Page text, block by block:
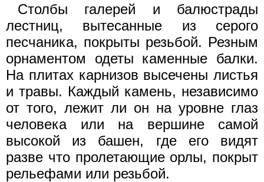
Столбы галерей и балюстрады
лестниц, вытесанные из серого
песчаника, покрыты резьбой. Резным
орнаментом одеты каменные балки.
На плитах карнизов высечены листья
и травы. Каждый камень, независимо
от того, лежит ли он на уровне глаз
человека или на вершине самой
высокой из башен, где его видят
разве что пролетающие орлы, покрыт
рельефами или резьбой.